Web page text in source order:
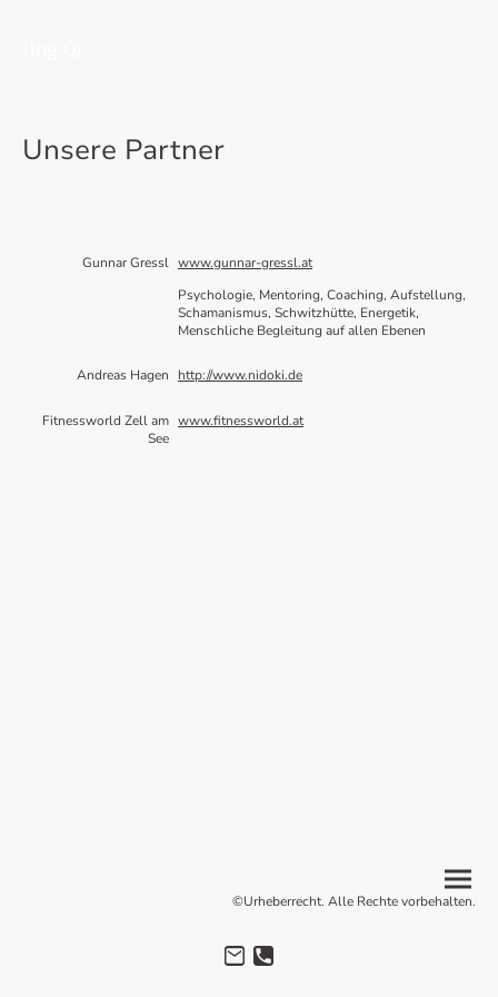
Unsere Partner
Gunnar Gressl www.gunnar-gressl.at
Psychologie, Mentoring, Coaching, Aufstellung,
Schamanismus, Schwitzhütte, Energetik,
Menschliche Begleitung auf allen Ebenen
Andreas Hagen http://www.nidoki.de
Fitnessworld Zell am
See
www.fitnessworld.at
©Urheberrecht. Alle Rechte vorbehalten.